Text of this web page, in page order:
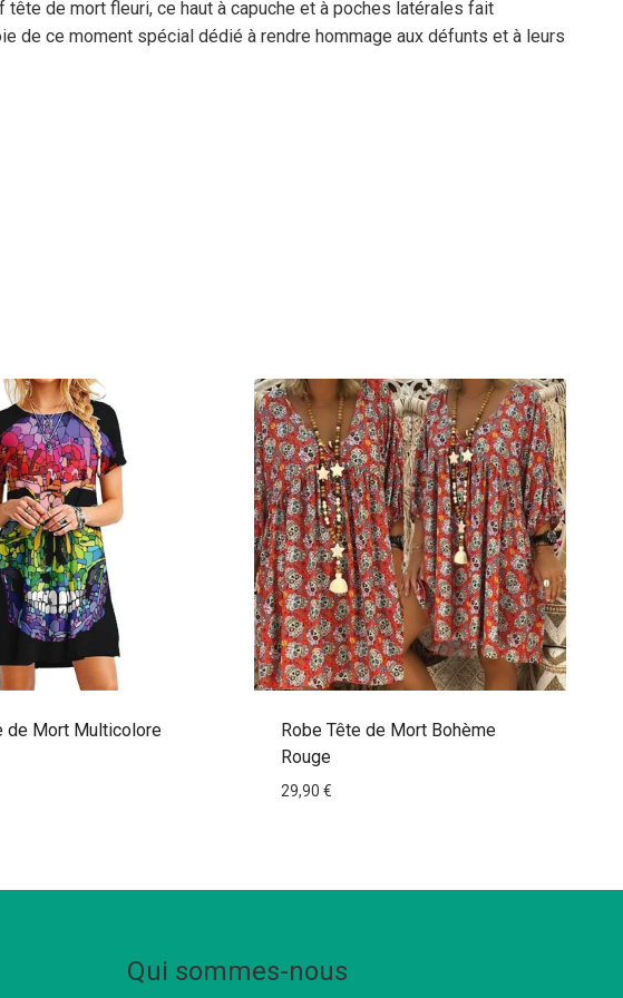
de mort fleuri, ce haut à capuche et à poches latérales fait
de ce moment spécial dédié à rendre hommage aux défunts et à leurs
de Mort Multicolore
Robe Tête de Mort Bohème
Rouge
29,90 €
Qui sommes-nous